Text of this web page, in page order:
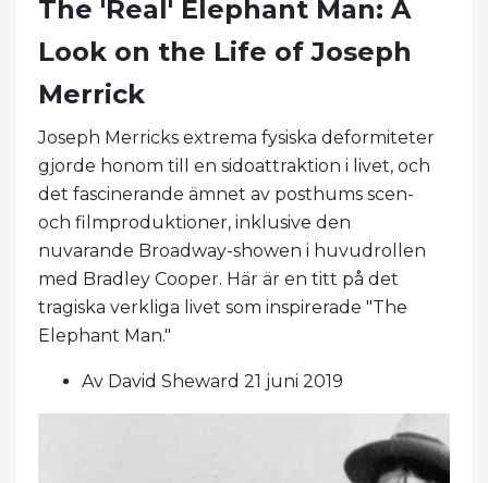
The 'Real' Elephant Man: A
Look on the Life of Joseph
Merrick
Joseph Merricks extrema fysiska deformiteter
gjorde honom till en sidoattraktion i livet, och
det fascinerande ämnet av posthums scen-
och filmproduktioner, inklusive den
nuvarande Broadway-showen i huvudrollen
med Bradley Cooper. Här är en titt på det
tragiska verkliga livet som inspirerade "The
Elephant Man."
Av David Sheward 21 juni 2019